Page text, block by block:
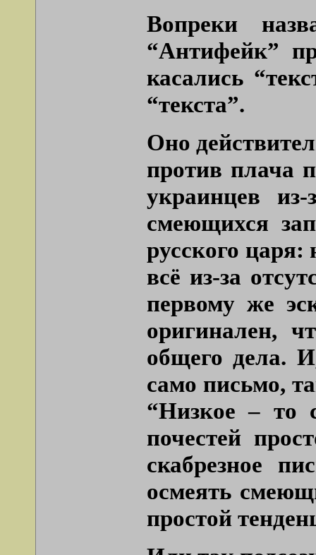
Вопреки
“Антифейк”
касались
“текста”.
Оно
против плача
украинцев
смеющихся
русского царя:
всё из-за
первому же
оригинален,
общего дела.
само письмо,
“Низкое – то
почестей
скабрезное
осмеять
простой